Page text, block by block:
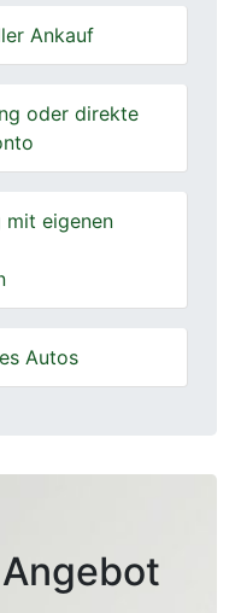
Ankauf
oder direkte
mit eigenen
Autos